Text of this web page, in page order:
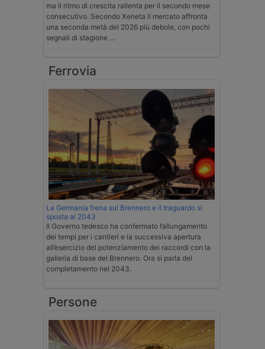
ma il ritmo di crescita rallenta per il secondo mese
consecutivo. Secondo Xeneta il mercato affronta
una seconda metà del 2026 più debole, con pochi
segnali di stagione …
Ferrovia
La Germania frena sul Brennero e il traguardo si
sposta al 2043
Il Governo tedesco ha confermato l’allungamento
dei tempi per i cantieri e la successiva apertura
all’esercizio del potenziamento dei raccordi con la
galleria di base del Brennero. Ora si parla del
completamento nel 2043.
Persone